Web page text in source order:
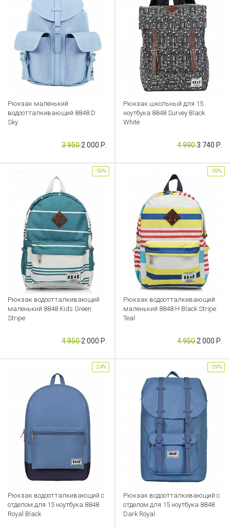
Рюкзак маленький
водоотталкивающий 8848 D
Sky
Артикул: FL000039445
3 9502 000 Р.
Рюкзак школьный для 15
ноутбука 8848 Survey Black
White
Артикул: FL000039401
4 9903 740 Р.
Рюкзак водоотталкивающий
маленький 8848 Kids Green
Stripe
Артикул: FL000039378
4 9502 000 Р.
-59%
Рюкзак водоотталкивающий
маленький 8848 H Black Stripe
Teal
Артикул: FL000039368
4 9502 000 Р.
-59%
Рюкзак водоотталкивающий с
отделом для 15 ноутбука 8848
Royal Black
-24%
Рюкзак водоотталкивающий с
отделом для 15 ноутбука 8848
Dark Royal
-29%